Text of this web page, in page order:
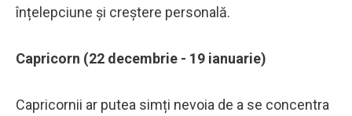
înțelepciune și creștere personală.
Capricorn (22 decembrie - 19 ianuarie)
Capricornii ar putea simți nevoia de a se concentra